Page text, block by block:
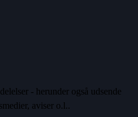
- herunder også udsende
aviser o.l..